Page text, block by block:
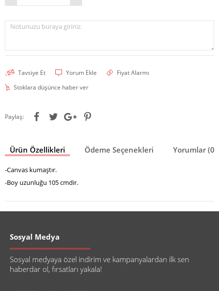
Notunuzu buraya giriniz.
Tavsiye Et Yorum Ekle
Fiyat Alarmı
Stoklara düşünce haber ver
Paylaş:
Ürün Özellikleri Ödeme Seçenekleri Yorumlar (0)
-Canvas kumaştır.
-Boy uzunluğu 105 cmdir.
Sosyal Medya
Sosyal medyaya özel indirim ve kampanyalardan ilk sen
haberdar ol, fırsatları yakala!